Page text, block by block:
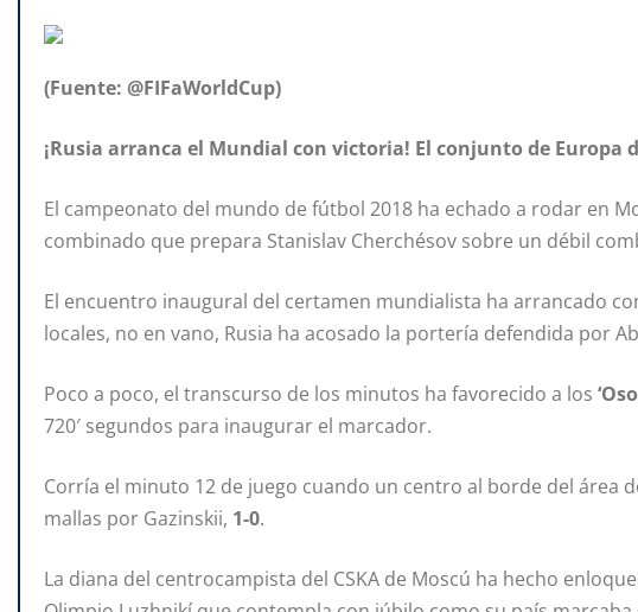
(Fuente: @FIFaWorldCup)
¡Rusia arranca el Mundial con victoria! El conjunto de Europa
El campeonato del mundo de fútbol 2018 ha echado a rodar en
combinado que prepara Stanislav Cherchésov sobre un débil
El encuentro inaugural del certamen mundialista ha arrancado
locales, no en vano, Rusia ha acosado la portería defendida por
Poco a poco, el transcurso de los minutos ha favorecido a los
720′ segundos para inaugurar el marcador.
Corría el minuto 12 de juego cuando un centro al borde del área
mallas por Gazinskii, 1-0.
La diana del centrocampista del CSKA de Moscú ha hecho